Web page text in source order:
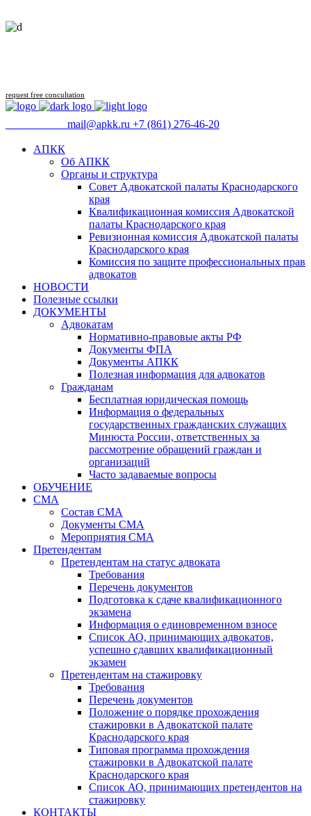
request free concultation
mail@apkk.ru +7 (861) 276-46-20
АПКК
Об АПКК
Органы и структура
Совет Адвокатской палаты Краснодарского
края
Квалификационная комиссия Адвокатской
палаты Краснодарского края
Ревизионная комиссия Адвокатской палаты
Краснодарского края
Комиссия по защите профессиональных прав
адвокатов
НОВОСТИ
Полезные ссылки
ДОКУМЕНТЫ
Адвокатам
Нормативно-правовые акты РФ
Документы ФПА
Документы АПКК
Полезная информация для адвокатов
Гражданам
Бесплатная юридическая помощь
Информация о федеральных
государственных гражданских служащих
Минюста России, ответственных за
рассмотрение обращений граждан и
организаций
Часто задаваемые вопросы
ОБУЧЕНИЕ
СМА
Состав СМА
Документы СМА
Мероприятия СМА
Претендентам
Претендентам на статус адвоката
Требования
Перечень документов
Подготовка к сдаче квалификационного
экзамена
Информация о единовременном взносе
Список АО, принимающих адвокатов,
успешно сдавших квалификационный
экзамен
Претендентам на стажировку
Требования
Перечень документов
Положение о порядке прохождения
стажировки в Адвокатской палате
Краснодарского края
Типовая программа прохождения
стажировки в Адвокатской палате
Краснодарского края
Список АО, принимающих претендентов на
стажировку
КОНТАКТЫ